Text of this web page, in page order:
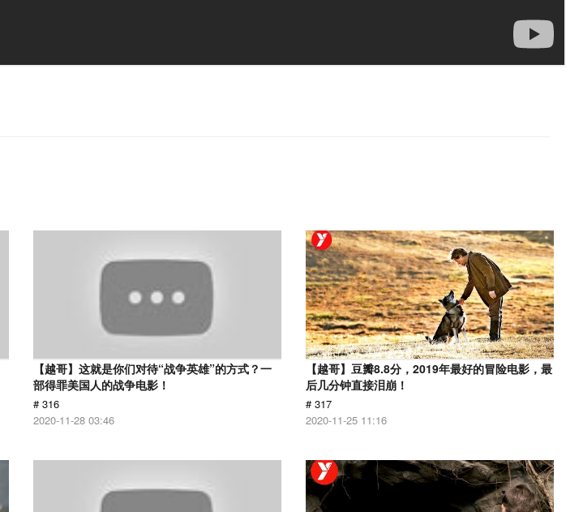
【越哥】这就是你们对待“战争英雄”的方式？一
部得罪美国人的战争电影！
# 316
2020-11-28 03:46
【越哥】豆瓣8.8分，2019年最好的冒险电影，最
后几分钟直接泪崩！
# 317
2020-11-25 11:16